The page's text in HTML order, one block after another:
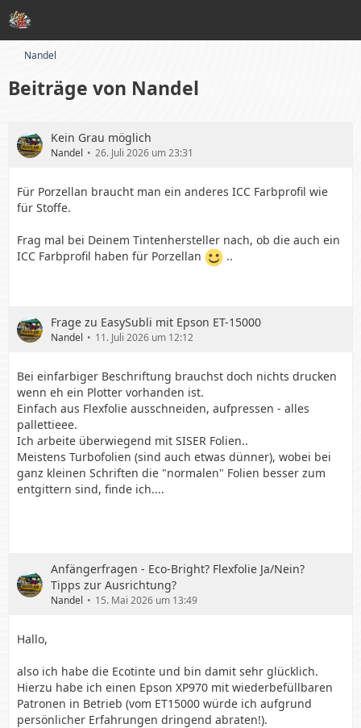
Nandel
Beiträge von Nandel
Kein Grau möglich
Nandel 26. Juli 2026 um 23:31
Für Porzellan braucht man ein anderes ICC Farbprofil wie
für Stoffe.
Frag mal bei Deinem Tintenhersteller nach, ob die auch ein
ICC Farbprofil haben für Porzellan
..
Frage zu EasySubli mit Epson ET-15000
Nandel 11. Juli 2026 um 12:12
Bei einfarbiger Beschriftung brauchst doch nichts drucken
wenn eh ein Plotter vorhanden ist.
Einfach aus Flexfolie ausschneiden, aufpressen - alles
pallettieee.
Ich arbeite überwiegend mit SISER Folien..
Meistens Turbofolien (sind auch etwas dünner), wobei bei
ganz kleinen Schriften die "normalen" Folien besser zum
entgittern sind, finde ich....
Anfängerfragen - Eco-Bright? Flexfolie Ja/Nein?
Tipps zur Ausrichtung?
Nandel 15. Mai 2026 um 13:49
Hallo,
also ich habe die Ecotinte und bin damit sehr glücklich.
Hierzu habe ich einen Epson XP970 mit wiederbefüllbaren
Patronen in Betrieb (vom ET15000 würde ich aufgrund
persönlicher Erfahrungen dringend abraten!).